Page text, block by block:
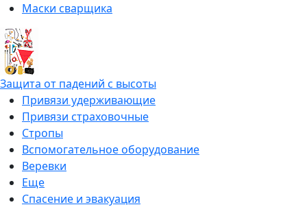
Маски сварщика
Защита от падений с высоты
Привязи удерживающие
Привязи страховочные
Стропы
Вспомогательное оборудование
Веревки
Еще
Спасение и эвакуация